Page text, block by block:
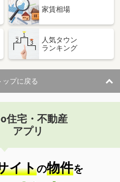
家賃相場
人気タウン
ランキング
ップに戻る
住宅・不動産
アプリ
イトの物件を